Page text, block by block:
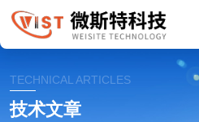
TECHNICAL ARTICLES
技术文章